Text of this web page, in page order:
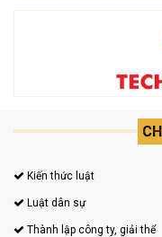
Kiến thức luật
Luật dân sự
Thành lập công ty, giải thể